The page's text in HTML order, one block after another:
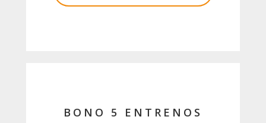
BONO 5 ENTRENOS